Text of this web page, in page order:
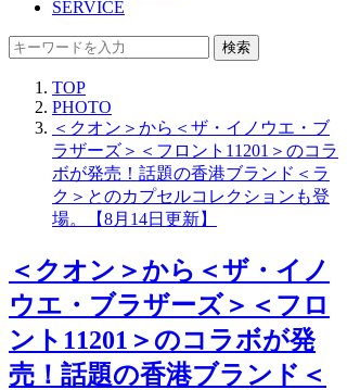
SERVICE
検索
TOP
PHOTO
＜クオン＞から＜ザ・イノウエ・ブ
ラザーズ＞＜フロント11201＞のコラ
ボが発売！話題の香港ブランド＜ラ
ク＞とのカプセルコレクションも登
場。【8月14日更新】
＜クオン＞から＜ザ・イノ
ウエ・ブラザーズ＞＜フロ
ント11201＞のコラボが発
売！話題の香港ブランド＜